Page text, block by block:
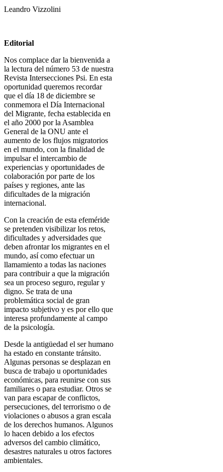
Leandro Vizzolini
Editorial
Nos complace dar la bienvenida a
la lectura del número 53 de nuestra
Revista Intersecciones Psi. En esta
oportunidad queremos recordar
que el día 18 de diciembre se
conmemora el Día Internacional
del Migrante, fecha establecida en
el año 2000 por la Asamblea
General de la ONU ante el
aumento de los flujos migratorios
en el mundo, con la finalidad de
impulsar el intercambio de
experiencias y oportunidades de
colaboración por parte de los
países y regiones, ante las
dificultades de la migración
internacional.
Con la creación de esta efeméride
se pretenden visibilizar los retos,
dificultades y adversidades que
deben afrontar los migrantes en el
mundo, así como efectuar un
llamamiento a todas las naciones
para contribuir a que la migración
sea un proceso seguro, regular y
digno. Se trata de una
problemática social de gran
impacto subjetivo y es por ello que
interesa profundamente al campo
de la psicología.
Desde la antigüedad el ser humano
ha estado en constante tránsito.
Algunas personas se desplazan en
busca de trabajo u oportunidades
económicas, para reunirse con sus
familiares o para estudiar. Otros se
van para escapar de conflictos,
persecuciones, del terrorismo o de
violaciones o abusos a gran escala
de los derechos humanos. Algunos
lo hacen debido a los efectos
adversos del cambio climático,
desastres naturales u otros factores
ambientales.